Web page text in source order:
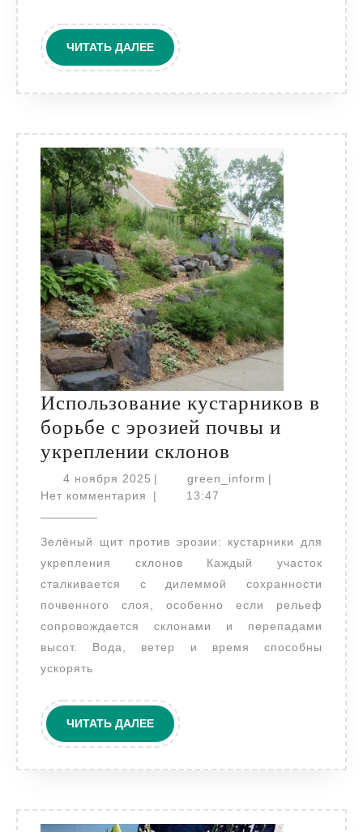
и
обгорания
ЧИТАТЬ ДАЛЕЕЧИТАТЬ
ДАЛЕЕ
Использование кустарников в
борьбе с эрозией почвы и
укреплении склонов
кустарников
с
эрозией
почвы
и
укреплении
4 ноября 2025 4
ноября
| green_inform green_inform
|
Нет комментария
| 13:47
Зелёный щит против эрозии: кустарники для
укрепления склонов Каждый участок
сталкивается с дилеммой сохранности
почвенного слоя, особенно если рельеф
сопровождается склонами и перепадами
высот. Вода, ветер и время способны
ускорять
ЧИТАТЬ ДАЛЕЕЧИТАТЬ
ДАЛЕЕ